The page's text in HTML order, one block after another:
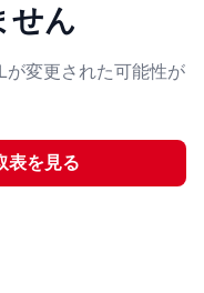
せん
が変更された可能性が
表を見る